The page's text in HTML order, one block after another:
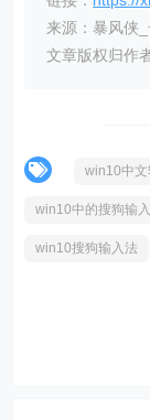
来源：暴风侠
文章版权归作
win10中文
win10中的搜狗输
win10搜狗输入法